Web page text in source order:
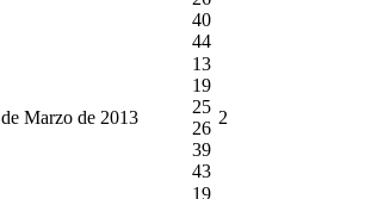
40
44
Marzo de 2013
13
19
25
26
39
43
2
19